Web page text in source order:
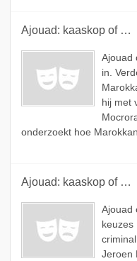
Ajouad: kaaskop of mocro?
Ajouad
in.
hij met
onderzoekt hoe
Ajouad: kaaskop of mocro?
Ajouad
keuzes
Jeroen